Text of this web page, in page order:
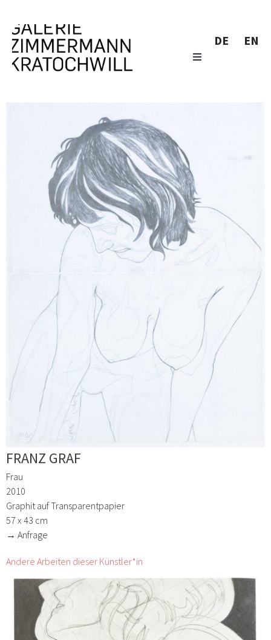
DE EN
FRANZ GRAF
Frau
2010
Graphit auf Transparentpapier
57 x 43 cm
→ Anfrage
Andere Arbeiten dieser Künstler*in